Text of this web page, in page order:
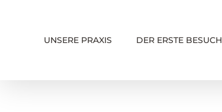
UNSERE PRAXIS DER ERSTE BESUCH